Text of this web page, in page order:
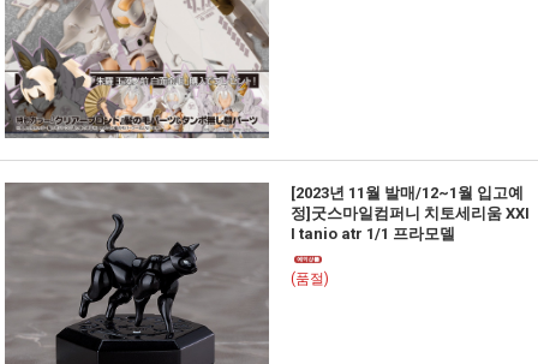
[2023년 11월 발매/12~1월 입고예
정]굿스마일컴퍼니 치토세리움 XXI
I tanio atr 1/1 프라모델
(품절)